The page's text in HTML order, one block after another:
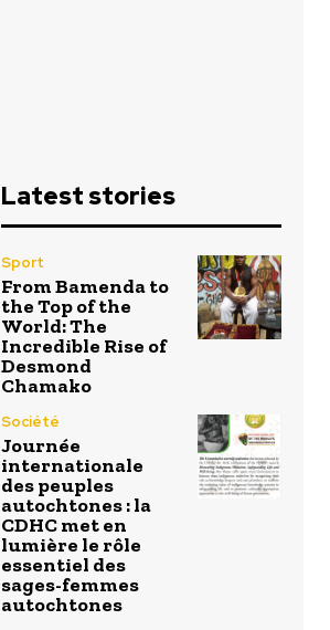
Latest stories
Sport
From Bamenda to
the Top of the
World: The
Incredible Rise of
Desmond
Chamako
Société
Journée
internationale
des peuples
autochtones : la
CDHC met en
lumière le rôle
essentiel des
sages-femmes
autochtones